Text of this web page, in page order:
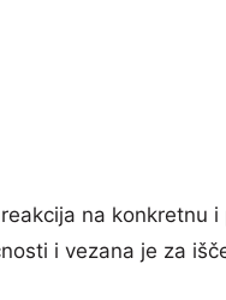
na konkretnu
i vezana je za